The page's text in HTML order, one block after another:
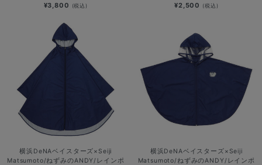
¥3,800 (税込) ¥2,500 (税込)
横浜DeNAベイスターズ×Seiji
Matsumoto/ねずみのANDY/レインポ
横浜DeNAベイスターズ×Seiji
Matsumoto/ねずみのANDY/レインポ